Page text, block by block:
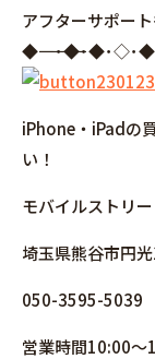
アフターサポー
◆――――――――――――――――･◆･◆･◇･◆
iPhone・iPadの
い！
モバイルストリー
埼玉県熊谷市円
050-3595-5039
営業時間10:00～